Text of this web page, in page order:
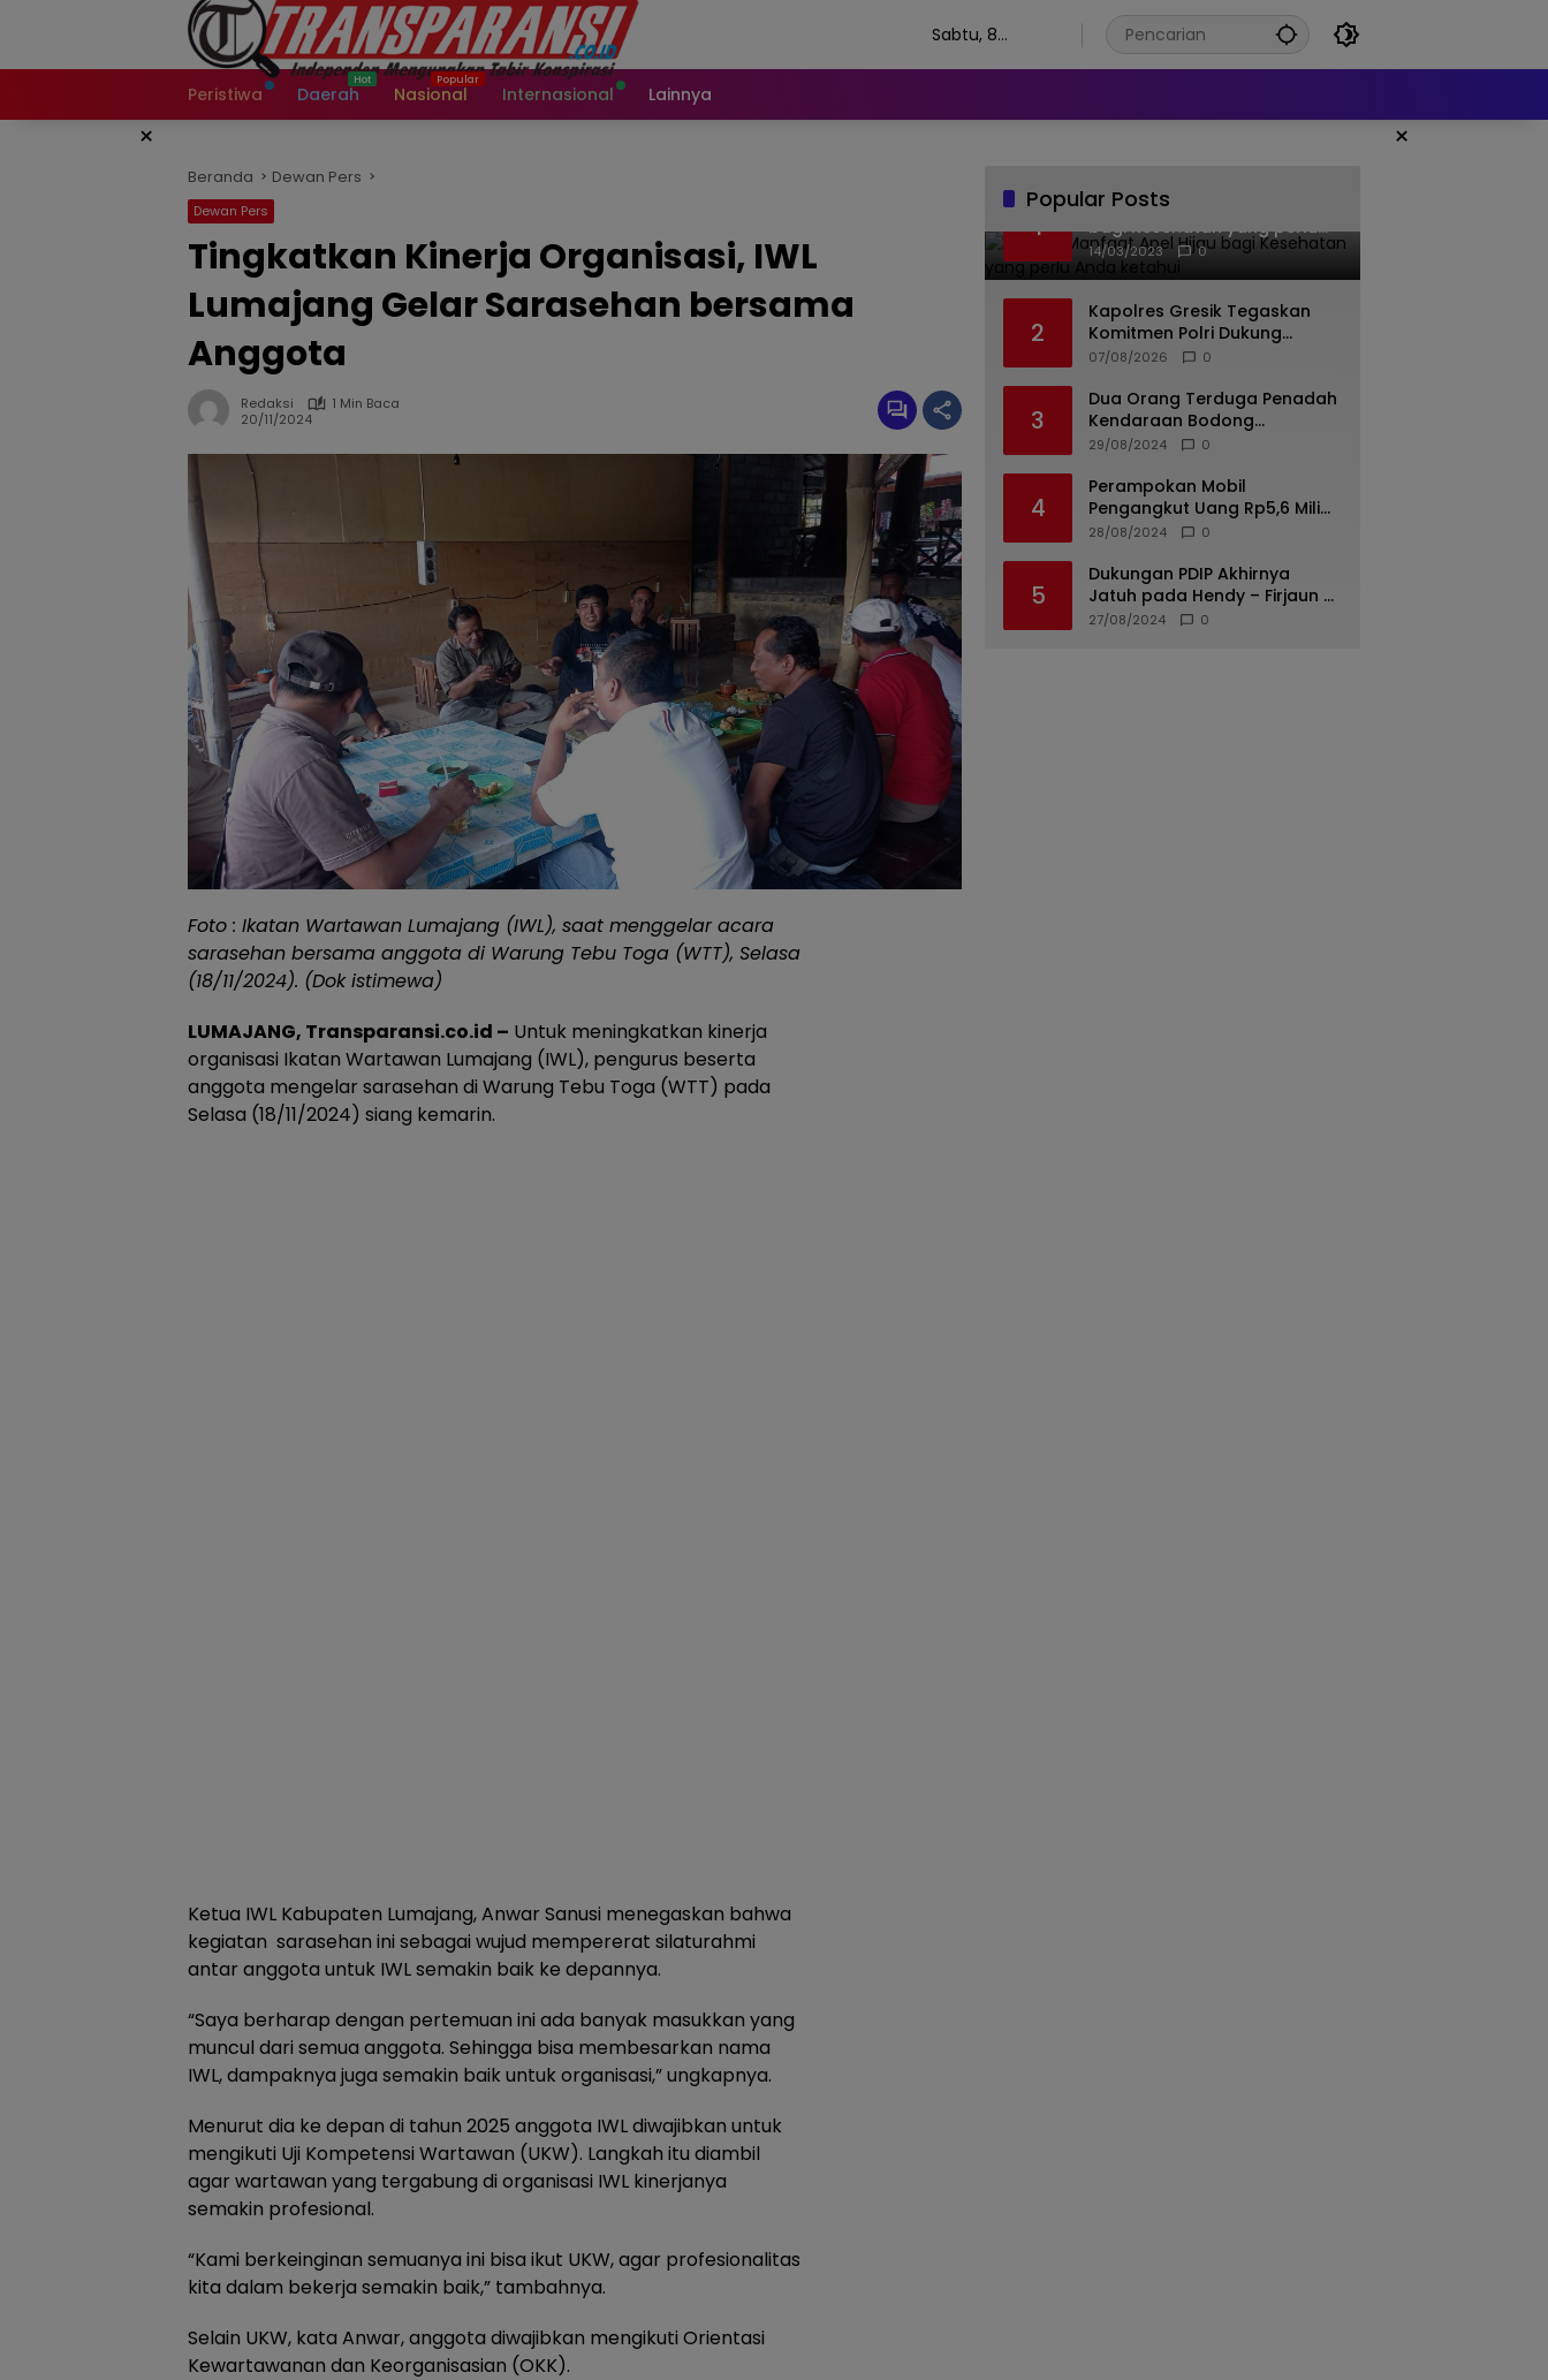
Sabtu, 8
Peristiwa
Daerah Nasional Internasional Lainnya
× ×
Beranda Dewan Pers
Dewan Pers
Tingkatkan Kinerja Organisasi, IWL
Lumajang Gelar Sarasehan bersama
Anggota
Redaksi
1 Min Baca
20/11/2024
Foto : Ikatan Wartawan Lumajang (IWL), saat menggelar acara
sarasehan bersama anggota di Warung Tebu Toga (WTT), Selasa
(18/11/2024). (Dok istimewa)
LUMAJANG, Transparansi.co.id – Untuk meningkatkan kinerja
organisasi Ikatan Wartawan Lumajang (IWL), pengurus beserta
anggota mengelar sarasehan di Warung Tebu Toga (WTT) pada
Selasa (18/11/2024) siang kemarin.
Ketua IWL Kabupaten Lumajang, Anwar Sanusi menegaskan bahwa
kegiatan sarasehan ini sebagai wujud mempererat silaturahmi
antar anggota untuk IWL semakin baik ke depannya.
“Saya berharap dengan pertemuan ini ada banyak masukkan yang
muncul dari semua anggota. Sehingga bisa membesarkan nama
IWL, dampaknya juga semakin baik untuk organisasi,” ungkapnya.
Menurut dia ke depan di tahun 2025 anggota IWL diwajibkan untuk
mengikuti Uji Kompetensi Wartawan (UKW). Langkah itu diambil
agar wartawan yang tergabung di organisasi IWL kinerjanya
semakin profesional.
“Kami berkeinginan semuanya ini bisa ikut UKW, agar profesionalitas
kita dalam bekerja semakin baik,” tambahnya.
Selain UKW, kata Anwar, anggota diwajibkan mengikuti Orientasi
Kewartawanan dan Keorganisasian (OKK).
Popular Posts
1
Banyak Manfaat Apel Hijau
bagi Kesehatan yang perlu
Anda ketahui
14/03/2023 0
2
Kapolres Gresik Tegaskan
Komitmen Polri Dukung
Pendidikan Berkualitas
07/08/2026 0
3
Dua Orang Terduga Penadah
Kendaraan Bodong
Ditangkap Polda Jateng, 19
29/08/2024 0
4
Perampokan Mobil
Pengangkut Uang Rp5,6 Miliar
di Padang Diungkap, Dua dari
Oknum Polisi
28/08/2024 0
5
Dukungan PDIP Akhirnya
Jatuh pada Hendy – Firjaun di
Pilkada Jember 2024
27/08/2024 0